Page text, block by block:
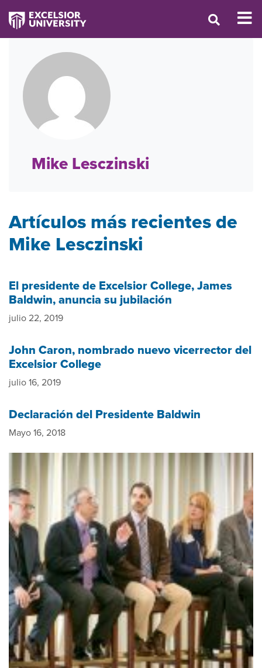
Mike Lesczinski
Artículos más recientes de
Mike Lesczinski
El presidente de Excelsior College, James
Baldwin, anuncia su jubilación
julio 22, 2019
John Caron, nombrado nuevo vicerrector del
Excelsior College
julio 16, 2019
Declaración del Presidente Baldwin
Mayo 16, 2018